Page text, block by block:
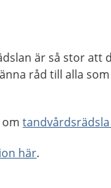
är så stor att
råd till alla
om
här.